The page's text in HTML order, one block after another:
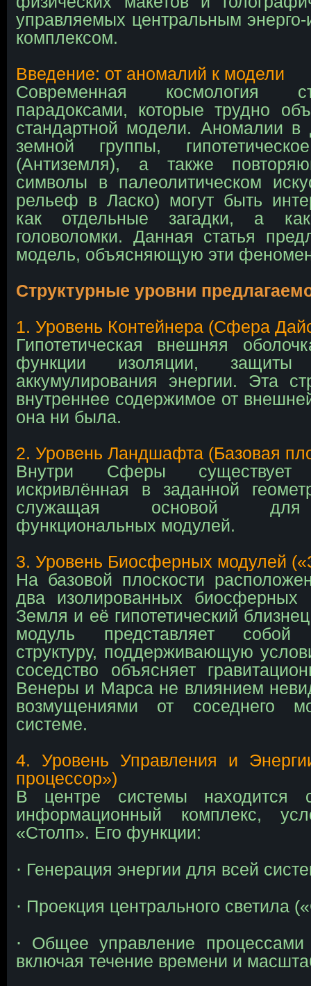
управляемых центральным
комплексом.
Введение: от аномалий к модели
Современная космология
парадоксами, которые трудно
стандартной модели. Аномалии в
земной группы,
(Антиземля), а также
символы в палеолитическом
рельеф в Ласко) могут быть
как отдельные загадки, а
головоломки. Данная статья
модель, объясняющую эти
Структурные уровни
1. Уровень Контейнера (Сфера
Гипотетическая внешняя
функции изоляции,
аккумулирования энергии. Эта
внутреннее содержимое от
она ни была.
2. Уровень Ландшафта (Базовая
Внутри Сферы
искривлённая в заданной
служащая основой для
функциональных модулей.
3. Уровень Биосферных модулей
На базовой плоскости
два изолированных
Земля и её гипотетический
модуль представляет собой
структуру, поддерживающую
соседство объясняет
Венеры и Марса не влиянием
возмущениями от соседнего
системе.
4. Уровень Управления и
процессор»)
В центре системы находится
информационный комплекс,
«Столп». Его функции:
∙ Генерация энергии для всей
∙ Проекция центрального светила
∙ Общее управление процессами
включая течение времени и